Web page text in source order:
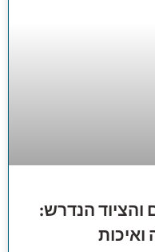
והציוד הנדרש: